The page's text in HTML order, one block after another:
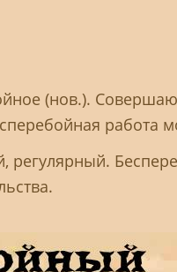
(нов.).
работа